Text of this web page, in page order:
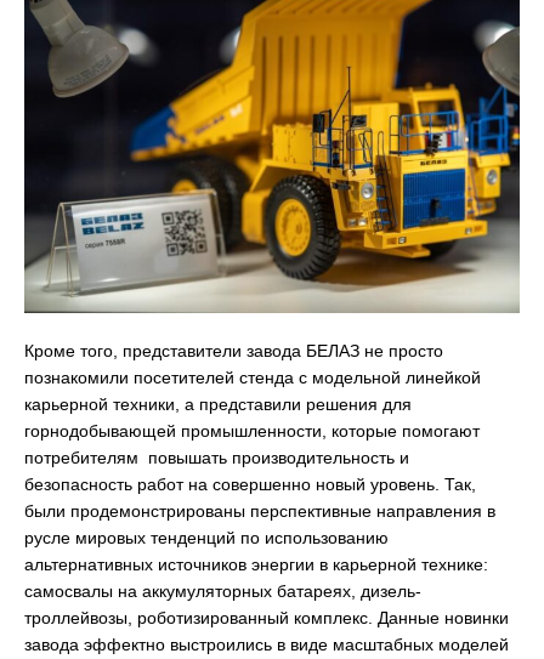
Кроме того, представители завода БЕЛАЗ не просто
познакомили посетителей стенда с модельной линейкой
карьерной техники, а представили решения для
горнодобывающей промышленности, которые помогают
потребителям повышать производительность и
безопасность работ на совершенно новый уровень. Так,
были продемонстрированы перспективные направления в
русле мировых тенденций по использованию
альтернативных источников энергии в карьерной технике:
самосвалы на аккумуляторных батареях, дизель-
троллейвозы, роботизированный комплекс. Данные новинки
завода эффектно выстроились в виде масштабных моделей